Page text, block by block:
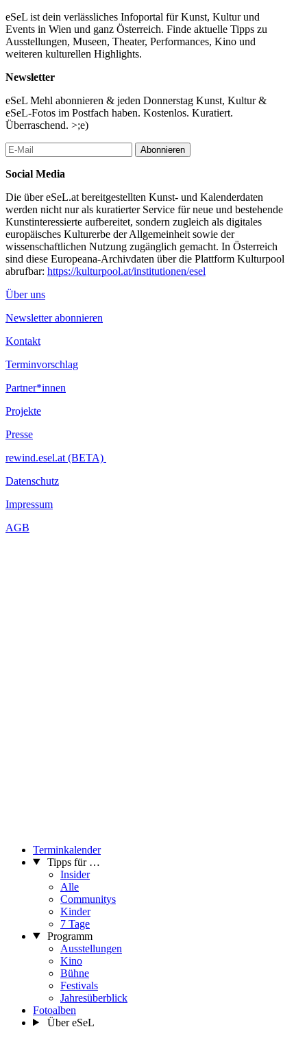
eSeL ist dein verlässliches Infoportal für Kunst, Kultur und
Events in Wien und ganz Österreich. Finde aktuelle Tipps zu
Ausstellungen, Museen, Theater, Performances, Kino und
weiteren kulturellen Highlights.
Newsletter
eSeL Mehl abonnieren & jeden Donnerstag Kunst, Kultur &
eSeL-Fotos im Postfach haben. Kostenlos. Kuratiert.
Überraschend. >;e)
Abonnieren
Social Media
Die über eSeL.at bereitgestellten Kunst- und Kalenderdaten
werden nicht nur als kuratierter Service für neue und bestehende
Kunstinteressierte aufbereitet, sondern zugleich als digitales
europäisches Kulturerbe der Allgemeinheit sowie der
wissenschaftlichen Nutzung zugänglich gemacht. In Österreich
sind diese Europeana-Archivdaten über die Plattform Kulturpool
abrufbar: https://kulturpool.at/institutionen/esel
Über uns
Newsletter abonnieren
Kontakt
Terminvorschlag
Partner*innen
Projekte
Presse
rewind.esel.at (BETA)
Datenschutz
Impressum
AGB
Terminkalender
Tipps für …
Insider
Alle
Communitys
Kinder
7 Tage
Programm
Ausstellungen
Kino
Bühne
Festivals
Jahresüberblick
Fotoalben
Über eSeL